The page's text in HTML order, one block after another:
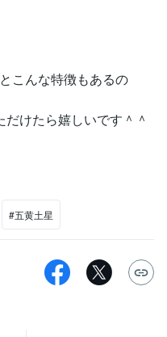
こんな特徴もあるの
けたら嬉しいです＾＾
#五黄土星